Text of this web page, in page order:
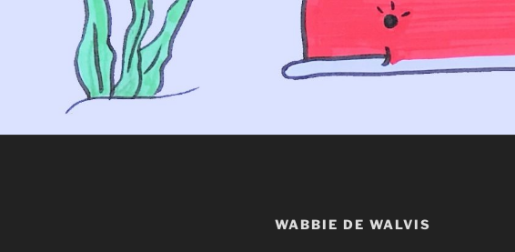
WABBIE DE WALVIS